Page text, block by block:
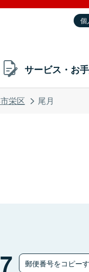
個
サービス・お
栄区 尾月
郵便番号をコピー